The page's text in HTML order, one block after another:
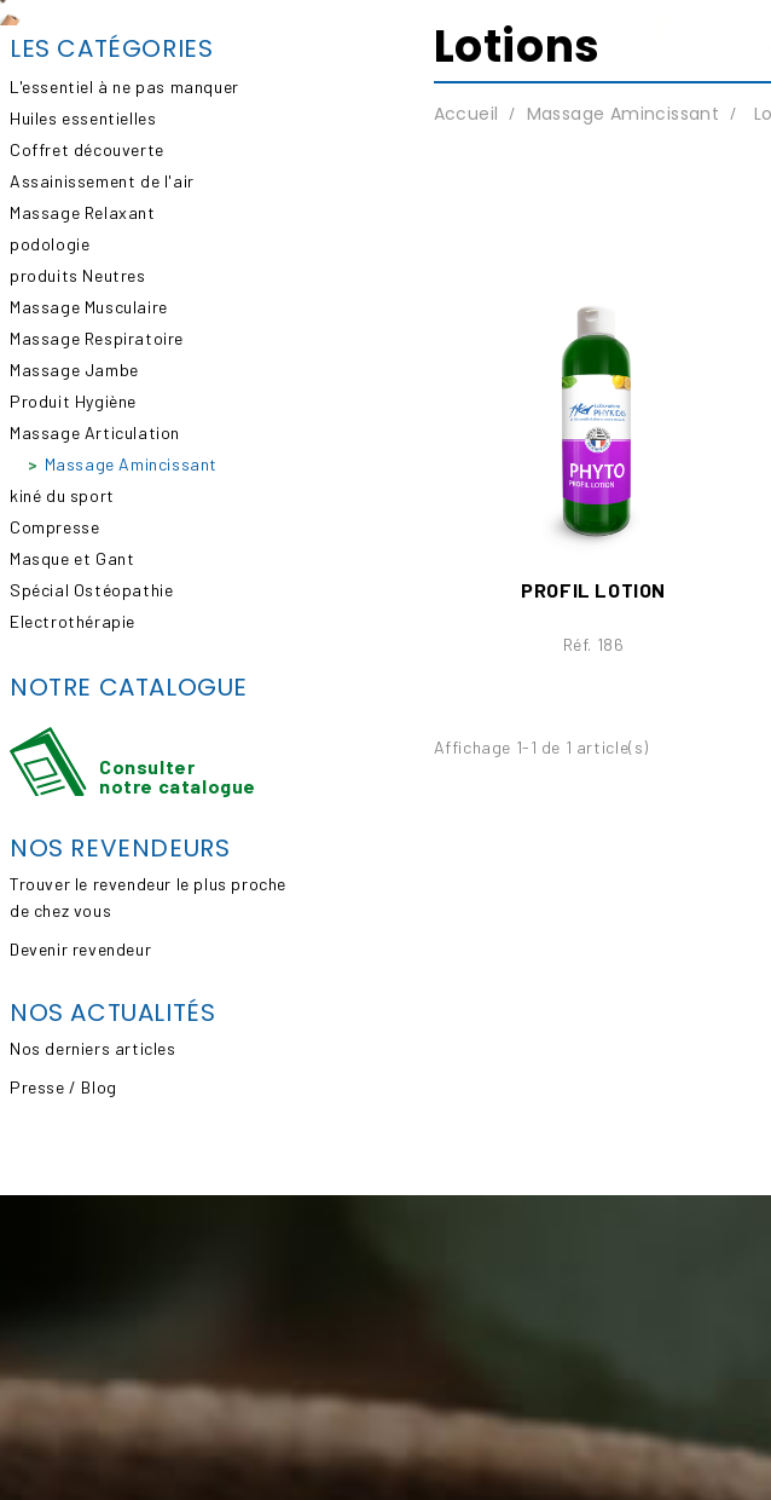
LES CATÉGORIES
L'essentiel à ne pas manquer
Huiles essentielles
Coffret découverte
Assainissement de l'air
Massage Relaxant
podologie
produits Neutres
Massage Musculaire
Massage Respiratoire
Massage Jambe
Produit Hygiène
Massage Articulation
Massage Amincissant
kiné du sport
Compresse
Masque et Gant
Spécial Ostéopathie
Electrothérapie
NOTRE CATALOGUE
Consulter
notre catalogue
NOS REVENDEURS
Trouver le revendeur le plus proche
de chez vous
Devenir revendeur
NOS ACTUALITÉS
Nos derniers articles
Presse / Blog
Lotions
Accueil Massage Amincissant
PROFIL LOTION
Réf. 186
Affichage 1-1 de 1 article(s)